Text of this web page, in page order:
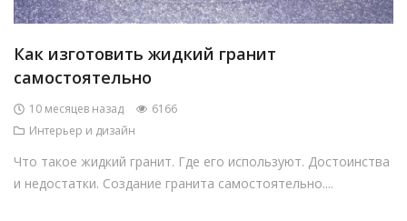
Как изготовить жидкий гранит
самостоятельно
10 месяцев назад
6166
Интерьер и дизайн
Что такое жидкий гранит. Где его используют. Достоинства
и недостатки. Создание гранита самостоятельно....